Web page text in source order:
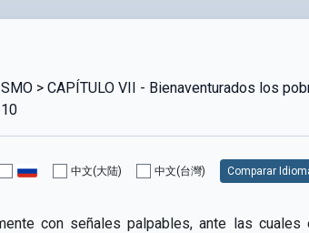
> CAPÍTULO VII - Bienaventurados los
中文(大陆) 中文(台灣) Comparar
con señales palpables, ante las cuales